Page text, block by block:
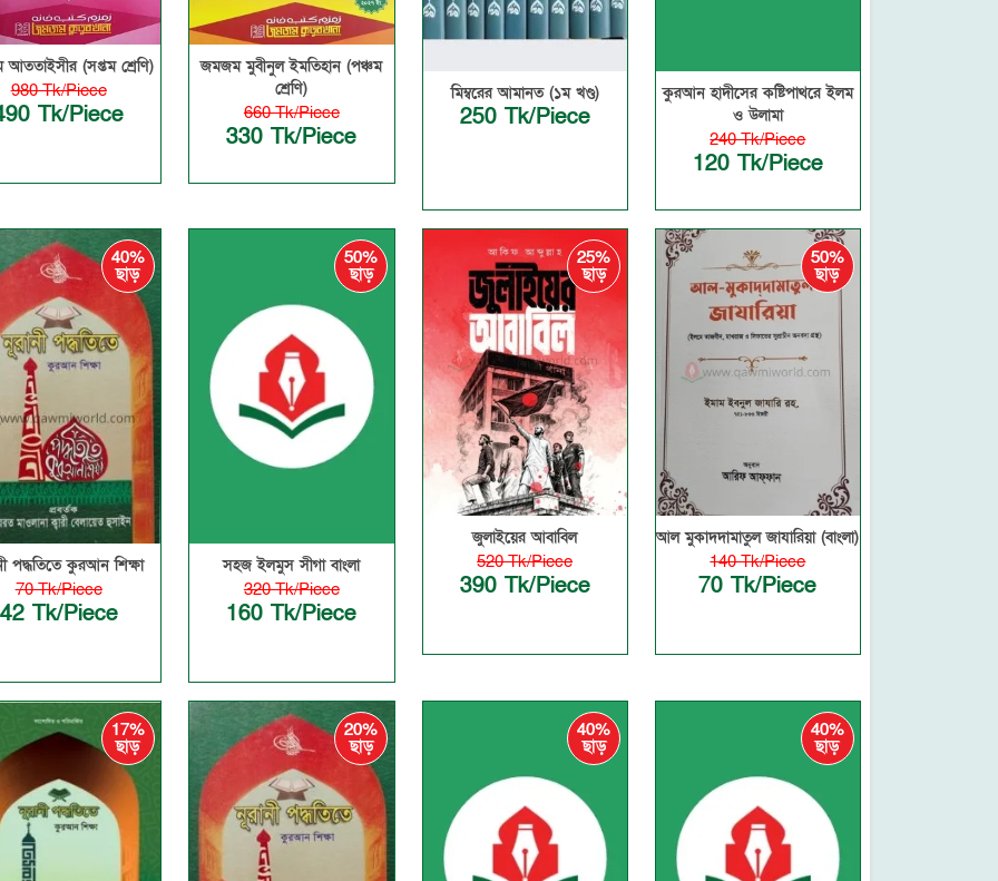
(সপ্তম শ্রেণি)
980 Tk/Piece
Tk/Piece
জমজম মুবীনুল ইমতিহান (পঞ্চম
শ্রেণি)
660 Tk/Piece
330 Tk/Piece
মিম্বরের আমানত (১ম খণ্ড)
250 Tk/Piece
কুরআন হাদীসের কষ্টিপাথরে ইলম
ও উলামা
240 Tk/Piece
120 Tk/Piece
40%
ছাড়
পদ্ধতিতে কুরআন শিক্ষা
70 Tk/Piece
42 Tk/Piece
50%
ছাড়
সহজ ইলমুস সীগা বাংলা
320 Tk/Piece
160 Tk/Piece
25%
ছাড়
জুলাইয়ের আবাবিল
520 Tk/Piece
390 Tk/Piece
50%
ছাড়
আল মুকাদদামাতুল জাযারিয়া (বাংলা)
140 Tk/Piece
70 Tk/Piece
17%
ছাড়
20%
ছাড়
40%
ছাড়
40%
ছাড়